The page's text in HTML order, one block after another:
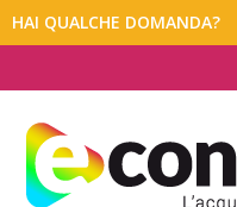
HAI QUALCHE DOMANDA?